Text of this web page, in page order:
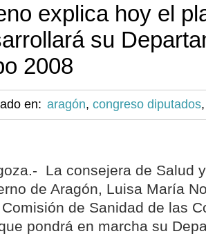
explica hoy el
su
2008
en: aragón, congreso diputados
La consejera de Salud
de Aragón, Luisa María
de Sanidad de las
pondrá en marcha su